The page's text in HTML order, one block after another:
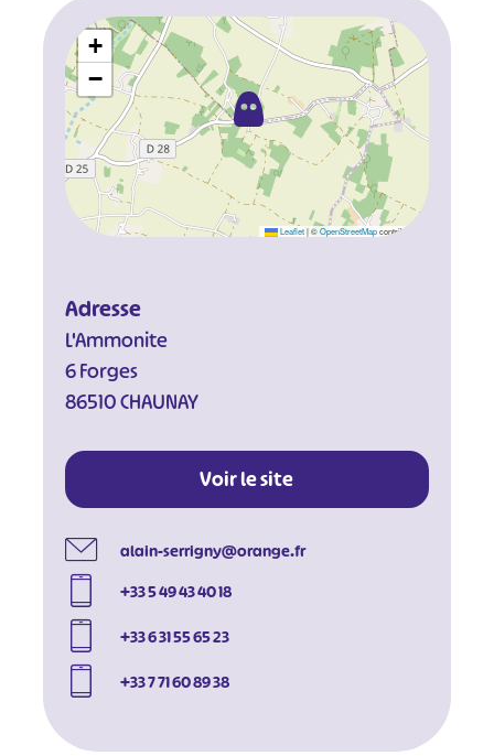
+
−
Leaflet |©OpenStreetMapcontributors
Adresse
L'Ammonite
6 Forges
86510 CHAUNAY
Voir le site
alain-serrigny@orange.fr
+33 5 49 43 40 18
+33 6 31 55 65 23
+33 7 71 60 89 38